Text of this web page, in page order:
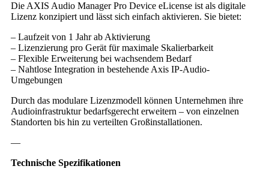
Die AXIS Audio Manager Pro Device eLicense ist als digitale
Lizenz konzipiert und lässt sich einfach aktivieren. Sie bietet:
– Laufzeit von 1 Jahr ab Aktivierung
– Lizenzierung pro Gerät für maximale Skalierbarkeit
– Flexible Erweiterung bei wachsendem Bedarf
– Nahtlose Integration in bestehende Axis IP-Audio-
Umgebungen
Durch das modulare Lizenzmodell können Unternehmen ihre
Audioinfrastruktur bedarfsgerecht erweitern – von einzelnen
Standorten bis hin zu verteilten Großinstallationen.
—
Technische Spezifikationen